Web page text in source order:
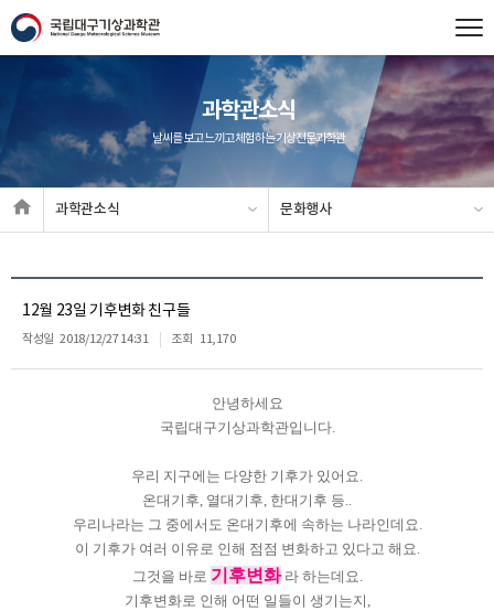
과학관소식
날씨를 보고 느끼고 체험하는 기상전문과학관
과학관소식 문화행사
12월 23일 기후변화 친구들
작성일 2018/12/27 14:31 조회 11,170
안녕하세요
국립대구기상과학관입니다.
우리 지구에는 다양한 기후가 있어요.
온대기후, 열대기후, 한대기후 등..
우리나라는 그 중에서도 온대기후에 속하는 나라인데요.
이 기후가 여러 이유로 인해 점점 변화하고 있다고 해요.
그것을 바로 기후변화라 하는데요.
기후변화로 인해 어떤 일들이 생기는지,